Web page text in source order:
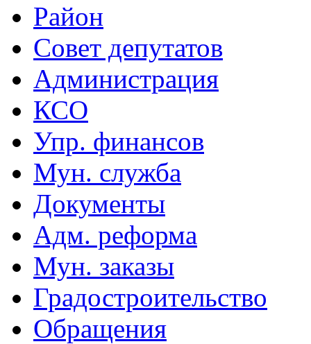
Район
Совет депутатов
Администрация
КСО
Упр. финансов
Мун. служба
Документы
Адм. реформа
Мун. заказы
Градостроительство
Обращения